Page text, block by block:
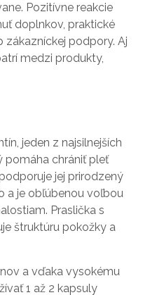
Pozitívne reakcie
doplnkov, praktické
zákazníckej podpory. Aj
medzi produkty,
jeden z najsilnejších
pomáha chrániť pleť
jej prirodzený
a je obľúbenou voľbou
Praslička s
štruktúru pokožky a
a vďaka vysokému
1 až 2 kapsuly